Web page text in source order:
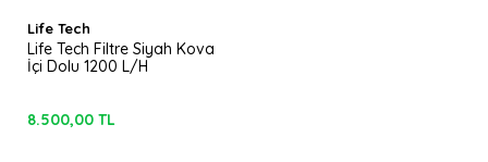
Life Tech
Life Tech Filtre Siyah Kova
İçi Dolu 1200 L/H
8.500,00 TL